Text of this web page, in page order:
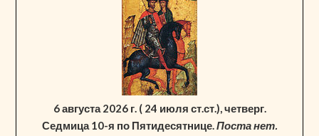
6 августа 2026 г. ( 24 июля ст.ст.), четверг.
Седмица 10-я по Пятидесятнице.Поста нет.